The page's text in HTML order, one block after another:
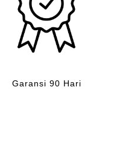
Garansi 90 Hari